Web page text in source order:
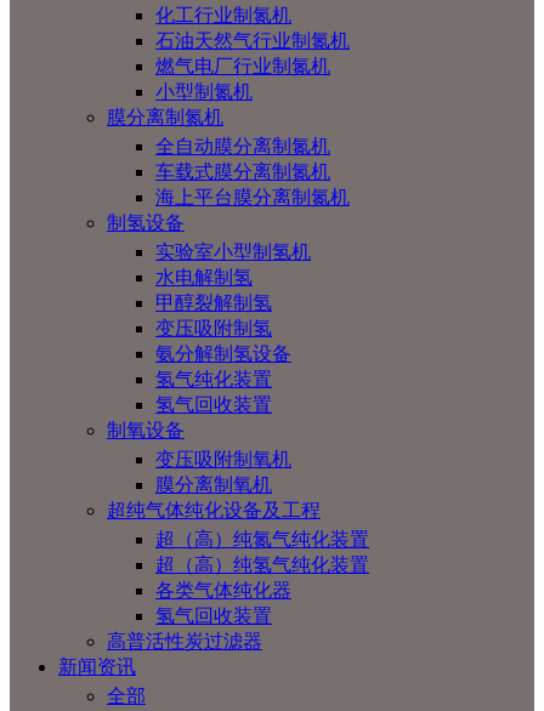
化工行业制氮机
石油天然气行业制氮机
燃气电厂行业制氮机
小型制氮机
膜分离制氮机
全自动膜分离制氮机
车载式膜分离制氮机
海上平台膜分离制氮机
制氢设备
实验室小型制氢机
水电解制氢
甲醇裂解制氢
变压吸附制氢
氨分解制氢设备
氢气纯化装置
氢气回收装置
制氧设备
变压吸附制氧机
膜分离制氧机
超纯气体纯化设备及工程
超（高）纯氮气纯化装置
超（高）纯氢气纯化装置
各类气体纯化器
氢气回收装置
高普活性炭过滤器
新闻资讯
全部